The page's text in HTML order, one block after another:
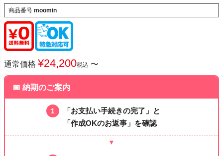
商品番号 moomin
通常価格 ¥24,200税込 〜
📅 納期のご案内
1
「お支払い手続きの完了」と
「作成OKのお返事」を確認
▼